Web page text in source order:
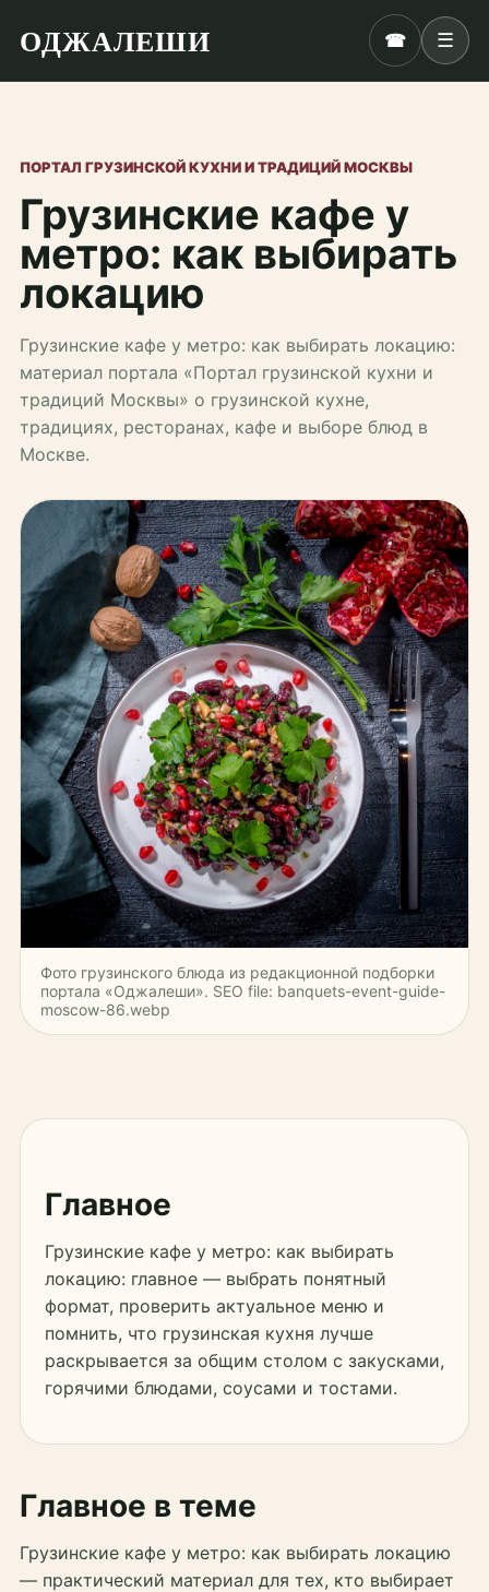
ОДЖАЛЕШИ ☎ ☰
ПОРТАЛ ГРУЗИНСКОЙ КУХНИ И ТРАДИЦИЙ МОСКВЫ
Грузинские кафе у
метро: как выбирать
локацию
Грузинские кафе у метро: как выбирать локацию:
материал портала «Портал грузинской кухни и
традиций Москвы» о грузинской кухне,
традициях, ресторанах, кафе и выборе блюд в
Москве.
Фото грузинского блюда из редакционной подборки
портала «Оджалеши». SEO file: banquets-event-guide-
moscow-86.webp
Главное
Грузинские кафе у метро: как выбирать
локацию: главное — выбрать понятный
формат, проверить актуальное меню и
помнить, что грузинская кухня лучше
раскрывается за общим столом с закусками,
горячими блюдами, соусами и тостами.
Главное в теме
Грузинские кафе у метро: как выбирать локацию
— практический материал для тех, кто выбирает